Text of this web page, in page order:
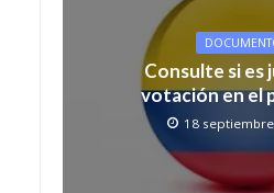
Consulte si es
votación en el
18